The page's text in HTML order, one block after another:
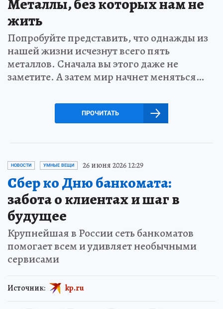
Металлы, без которых нам не
жить
Попробуйте представить, что однажды из
нашей жизни исчезнут всего пять
металлов. Сначала вы этого даже не
заметите. А затем мир начнет меняться…
ПРОЧИТАТЬ
НОВОСТИ УМНЫЕ ВЕЩИ 26 июня 2026 12:29
Сбер ко Дню банкомата:
забота о клиентах и шаг в
будущее
Крупнейшая в России сеть банкоматов
помогает всем и удивляет необычными
сервисами
Источник: kp.ru